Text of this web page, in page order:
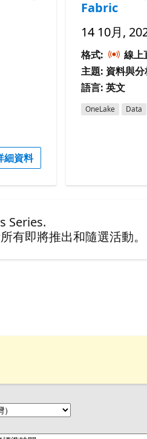
細資料
Fabric
14 10月,
格式:
線上
主題: 資料與分
語言: 英文
OneLake Data
Series.
有即將推出和隨選活動。